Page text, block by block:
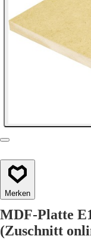
Merken
MDF-Platte
(Zuschnitt